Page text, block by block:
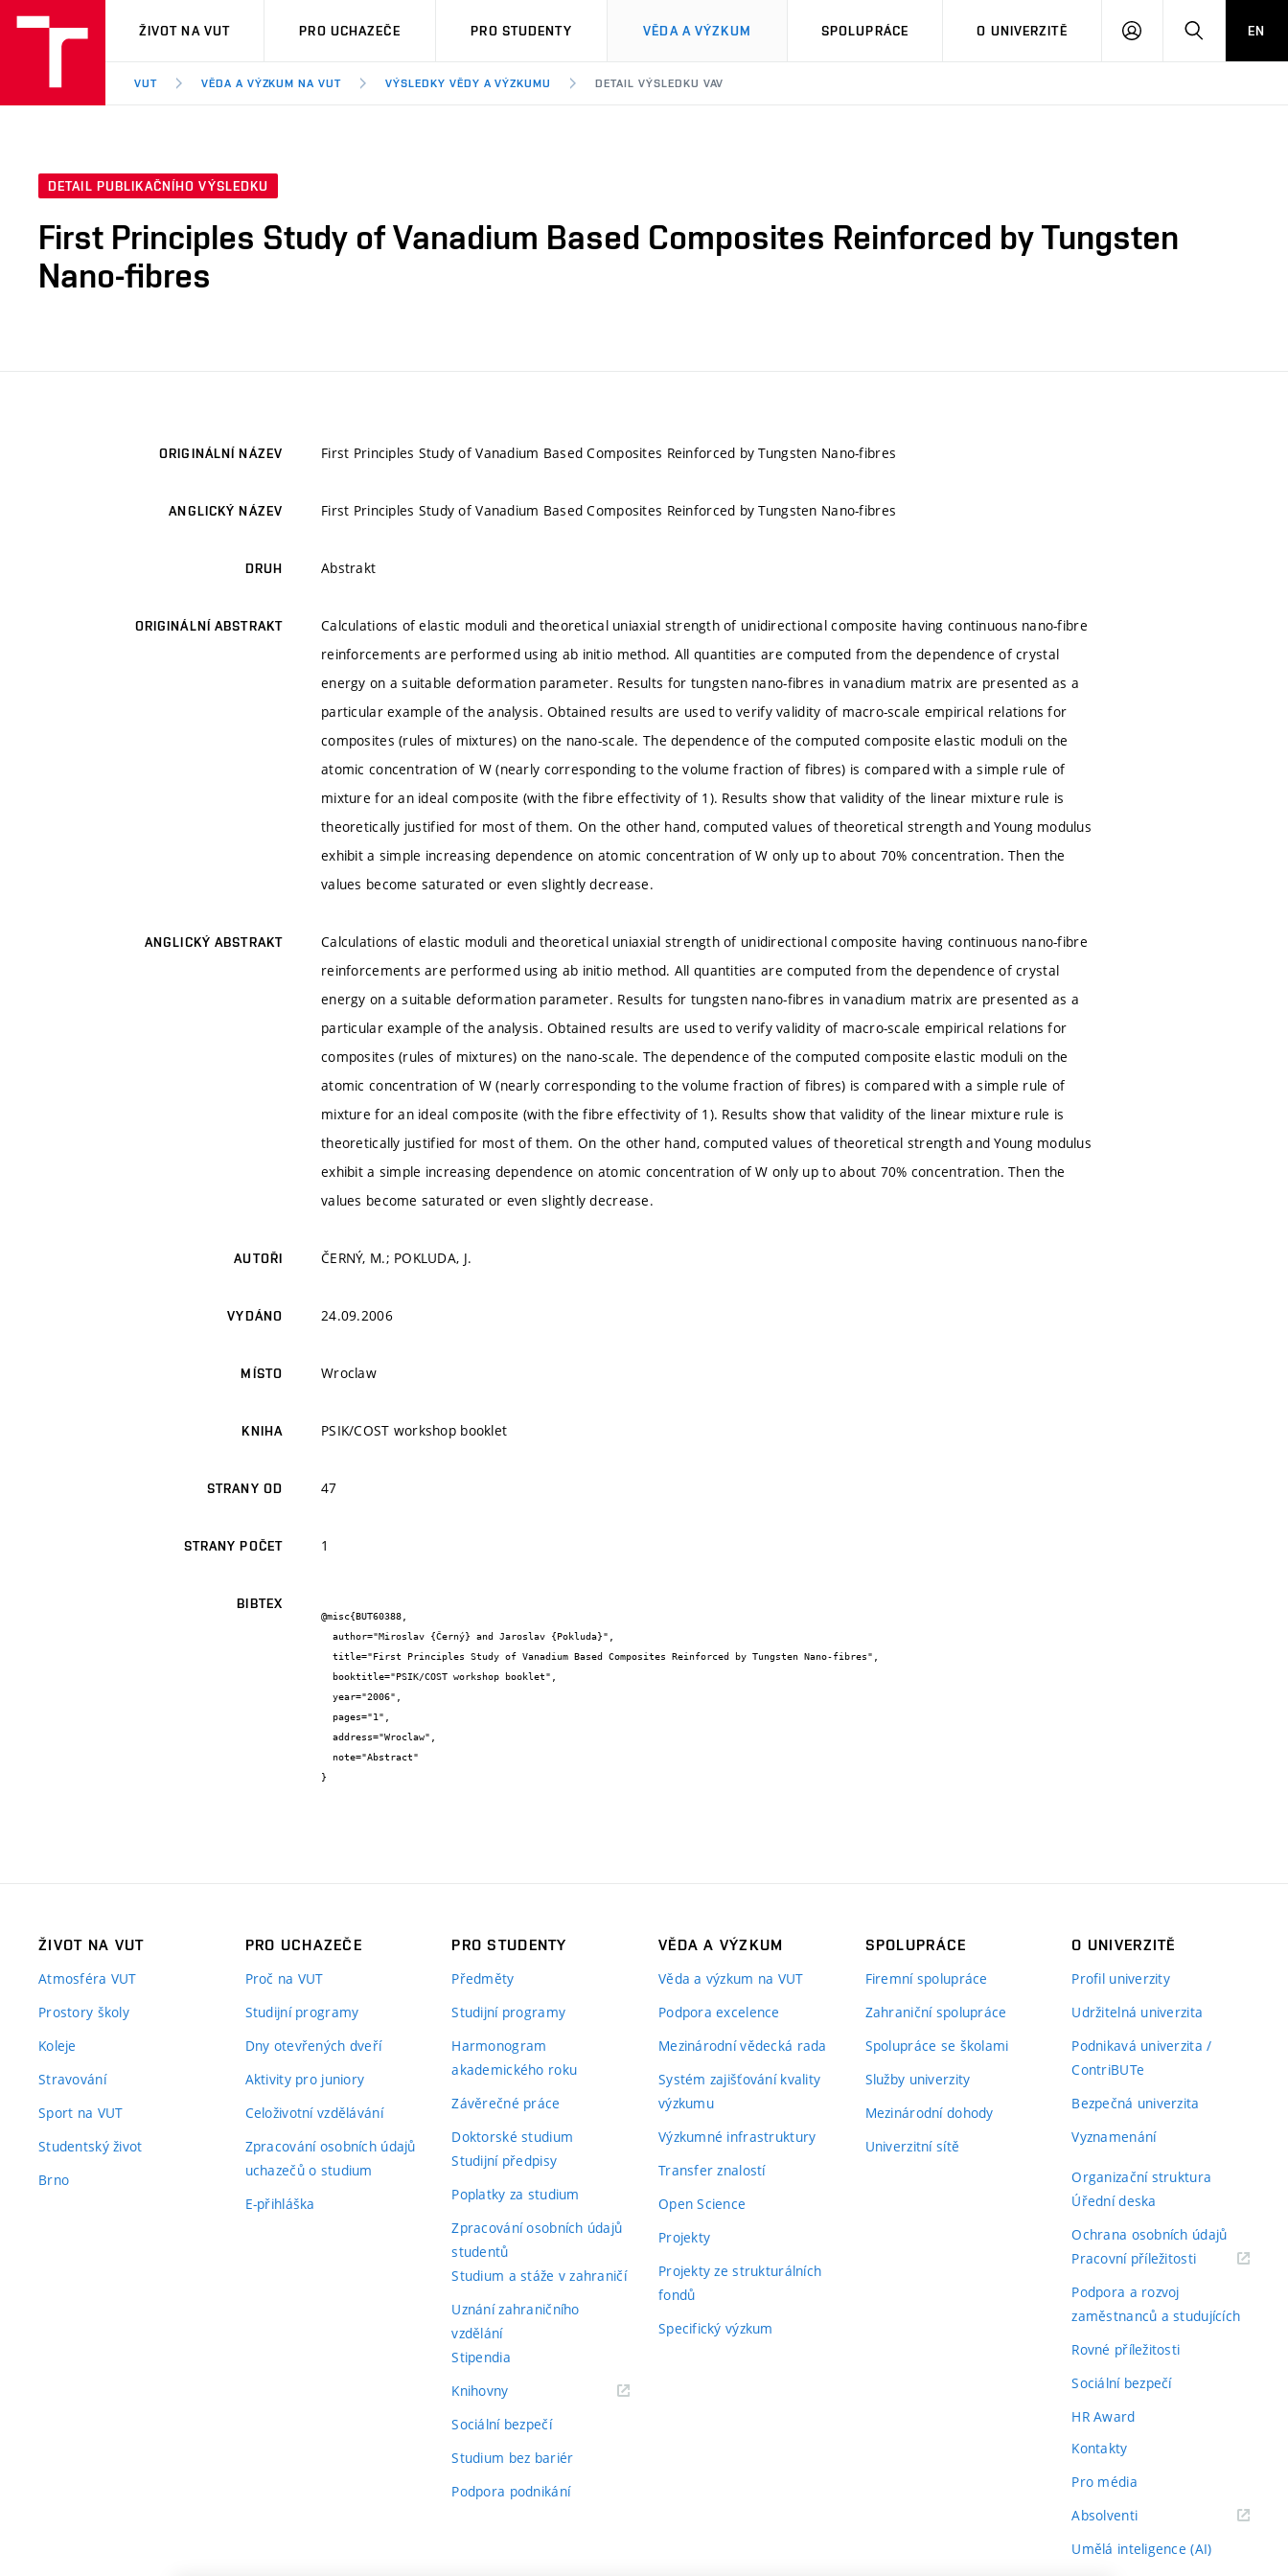
VUT
ŽIVOT NA VUT PRO UCHAZEČE PRO STUDENTY VĚDA A VÝZKUM SPOLUPRÁCE O UNIVERZITĚ
PŘIHLÁSIT HLEDATEN
VUT VĚDA A VÝZKUM NA VUT VÝSLEDKY VĚDY A VÝZKUMU DETAIL VÝSLEDKU VAV
DETAIL PUBLIKAČNÍHO VÝSLEDKU
First Principles Study of Vanadium Based Composites Reinforced by Tungsten
Nano-fibres
ORIGINÁLNÍ NÁZEV First Principles Study of Vanadium Based Composites Reinforced by Tungsten Nano-fibres
ANGLICKÝ NÁZEV First Principles Study of Vanadium Based Composites Reinforced by Tungsten Nano-fibres
DRUH Abstrakt
ORIGINÁLNÍ ABSTRAKT
Calculations of elastic moduli and theoretical uniaxial strength of unidirectional composite having continuous nano-fibre
reinforcements are performed using ab initio method. All quantities are computed from the dependence of crystal
energy on a suitable deformation parameter. Results for tungsten nano-fibres in vanadium matrix are presented as a
particular example of the analysis. Obtained results are used to verify validity of macro-scale empirical relations for
composites (rules of mixtures) on the nano-scale. The dependence of the computed composite elastic moduli on the
atomic concentration of W (nearly corresponding to the volume fraction of fibres) is compared with a simple rule of
mixture for an ideal composite (with the fibre effectivity of 1). Results show that validity of the linear mixture rule is
theoretically justified for most of them. On the other hand, computed values of theoretical strength and Young modulus
exhibit a simple increasing dependence on atomic concentration of W only up to about 70% concentration. Then the
values become saturated or even slightly decrease.
ANGLICKÝ ABSTRAKT
Calculations of elastic moduli and theoretical uniaxial strength of unidirectional composite having continuous nano-fibre
reinforcements are performed using ab initio method. All quantities are computed from the dependence of crystal
energy on a suitable deformation parameter. Results for tungsten nano-fibres in vanadium matrix are presented as a
particular example of the analysis. Obtained results are used to verify validity of macro-scale empirical relations for
composites (rules of mixtures) on the nano-scale. The dependence of the computed composite elastic moduli on the
atomic concentration of W (nearly corresponding to the volume fraction of fibres) is compared with a simple rule of
mixture for an ideal composite (with the fibre effectivity of 1). Results show that validity of the linear mixture rule is
theoretically justified for most of them. On the other hand, computed values of theoretical strength and Young modulus
exhibit a simple increasing dependence on atomic concentration of W only up to about 70% concentration. Then the
values become saturated or even slightly decrease.
AUTOŘI ČERNÝ, M.; POKLUDA, J.
VYDÁNO 24.09.2006
MÍSTO Wroclaw
KNIHA PSIK/COST workshop booklet
STRANY OD 47
STRANY POČET 1
BIBTEX
@misc{BUT60388,
}
ŽIVOT NA VUT
Atmosféra VUT
Prostory školy
Koleje
Stravování
Sport na VUT
Studentský život
Brno
PRO UCHAZEČE
Proč na VUT
Studijní programy
Dny otevřených dveří
Aktivity pro juniory
Celoživotní vzdělávání
Zpracování osobních údajů
uchazečů o studium
E-přihláška
PRO STUDENTY
Předměty
Studijní programy
Harmonogram
akademického roku
Závěrečné práce
Doktorské studium
Studijní předpisy
Poplatky za studium
Zpracování osobních údajů
studentů
Studium a stáže v zahraničí
Uznání zahraničního
vzdělání
Stipendia
Knihovny(externí
Sociální bezpečí
Studium bez bariér
Podpora podnikání
VĚDA A VÝZKUM
Věda a výzkum na VUT
Podpora excelence
Mezinárodní vědecká rada
Systém zajišťování kvality
výzkumu
Výzkumné infrastruktury
Transfer znalostí
Open Science
Projekty
Projekty ze strukturálních
fondů
Specifický výzkum
SPOLUPRÁCE
Firemní spolupráce
Zahraniční spolupráce
Spolupráce se školami
Služby univerzity
Mezinárodní dohody
Univerzitní sítě
O UNIVERZITĚ
Profil univerzity
Udržitelná univerzita
Podnikavá univerzita /
ContriBUTe
Bezpečná univerzita
Vyznamenání
Organizační struktura
Úřední deska
Ochrana osobních údajů
Pracovní příležitosti(externí
Podpora a rozvoj
zaměstnanců a studujících
Rovné příležitosti
Sociální bezpečí
HR Award
Kontakty
Pro média
Absolventi(externí
Umělá inteligence (AI)